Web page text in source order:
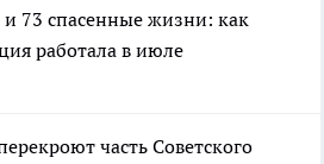
и 73 спасенные жизни: как
работала в июле
часть Советского